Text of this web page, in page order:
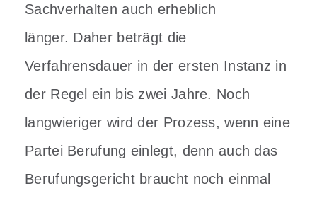
Sachverhalten auch erheblich
länger. Daher beträgt die
Verfahrensdauer in der ersten Instanz in
der Regel ein bis zwei Jahre. Noch
langwieriger wird der Prozess, wenn eine
Partei Berufung einlegt, denn auch das
Berufungsgericht braucht noch einmal